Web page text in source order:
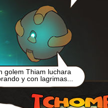
golem Thiam luchara
y con lagrimas...